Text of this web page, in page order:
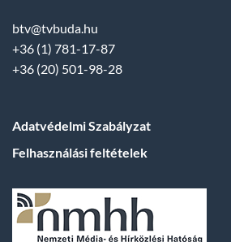
btv@tvbuda.hu
+36 (1) 781-17-87
+36 (20) 501-98-28
Adatvédelmi Szabályzat
Felhasználási feltételek